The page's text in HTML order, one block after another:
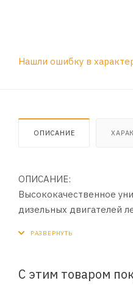
Нашли ошибку в
ОПИСАНИЕ
ОПИСАНИЕ:
Высококачественное
дизельных двигателей
эксплуатации в
С этим товаром